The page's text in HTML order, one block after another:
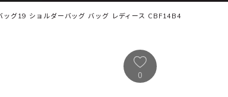
ッグ19 ショルダーバッグ バッグ レディース CBF14B4
0